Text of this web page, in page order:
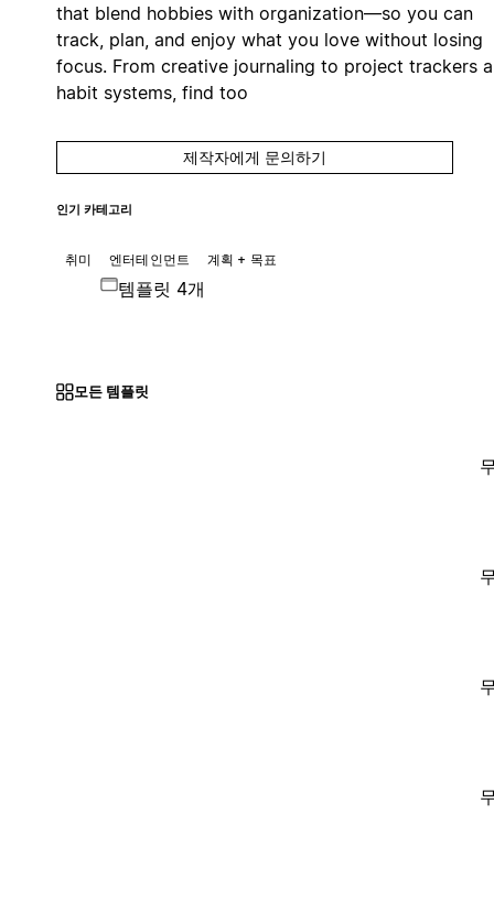
that blend hobbies with organization—so you can
track, plan, and enjoy what you love without losing
focus. From creative journaling to project trackers
habit systems, find too
제작자에게 문의하기
인기 카테고리
취미 엔터테인먼트 계획 + 목표
템플릿 4개
모든 템플릿